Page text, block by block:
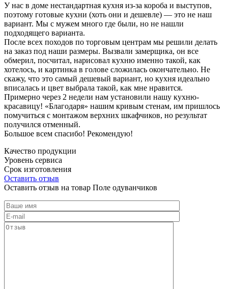
У нас в доме нестандартная кухня из-за короба и выступов,
поэтому готовые кухни (хоть они и дешевле) — это не наш
вариант. Мы с мужем много где были, но не нашли
подходящего варианта.
После всех походов по торговым центрам мы решили делать
на заказ под наши размеры. Вызвали замерщика, он все
обмерил, посчитал, нарисовал кухню именно такой, как
хотелось, и картинка в голове сложилась окончательно. Не
скажу, что это самый дешевый вариант, но кухня идеально
вписалась и цвет выбрала такой, как мне нравится.
Примерно через 2 недели нам установили нашу кухню-
красавицу! «Благодаря» нашим кривым стенам, им пришлось
помучиться с монтажом верхних шкафчиков, но результат
получился отменный.
Большое всем спасибо! Рекомендую!
Качество продукции
Уровень сервиса
Срок изготовления
Оставить отзыв
Оставить отзыв на товар Поле одуванчиков